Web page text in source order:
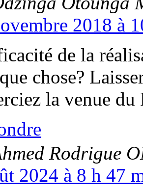
2018 à
de la
chose?
la venue du
Rodrigue
2024 à 8 h 47